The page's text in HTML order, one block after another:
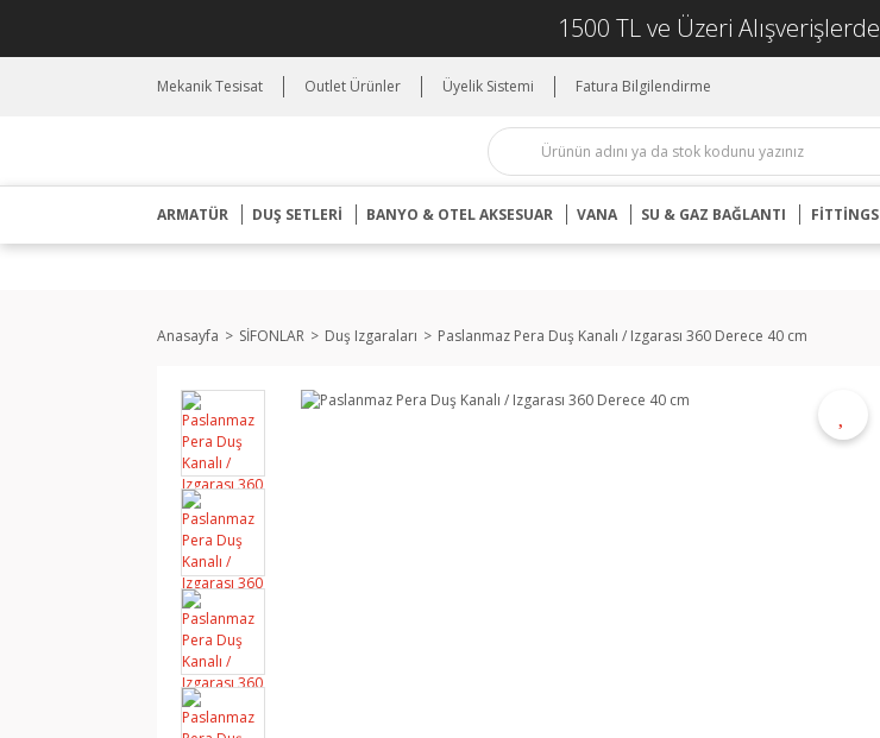
1500 TL ve Üzeri Alışverişlerde
Mekanik Tesisat Outlet Ürünler Üyelik Sistemi Fatura Bilgilendirme
ARMATÜR DUŞ SETLERİ BANYO & OTEL AKSESUAR VANA SU & GAZ BAĞLANTI FİTTİNGS
Anasayfa SİFONLAR Duş Izgaraları Paslanmaz Pera Duş Kanalı / Izgarası 360 Derece 40 cm